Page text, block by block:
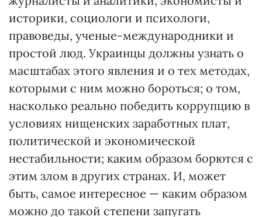
историки, социологи и психологи,
правоведы, ученые-международники и
простой люд. Украинцы должны узнать о
масштабах этого явления и о тех методах,
которыми с ним можно бороться; о том,
насколько реально победить коррупцию в
условиях нищенских заработных плат,
политической и экономической
нестабильности; каким образом борются с
этим злом в других странах. И, может
быть, самое интересное — каким образом
можно до такой степени запугать